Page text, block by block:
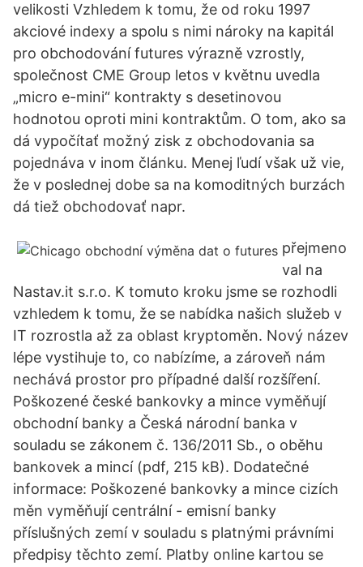
velikosti Vzhledem k tomu, že od roku 1997
akciové indexy a spolu s nimi nároky na kapitál
pro obchodování futures výrazně vzrostly,
společnost CME Group letos v květnu uvedla
„micro e-mini“ kontrakty s desetinovou
hodnotou oproti mini kontraktům. O tom, ako sa
dá vypočítať možný zisk z obchodovania sa
pojednáva v inom článku. Menej ľudí však už vie,
že v poslednej dobe sa na komoditných burzách
dá tiež obchodovať napr.
přejmeno
val na
Nastav.it s.r.o. K tomuto kroku jsme se rozhodli
vzhledem k tomu, že se nabídka našich služeb v
IT rozrostla až za oblast kryptoměn. Nový název
lépe vystihuje to, co nabízíme, a zároveň nám
nechává prostor pro případné další rozšíření.
Poškozené české bankovky a mince vyměňují
obchodní banky a Česká národní banka v
souladu se zákonem č. 136/2011 Sb., o oběhu
bankovek a mincí (pdf, 215 kB). Dodatečné
informace: Poškozené bankovky a mince cizích
měn vyměňují centrální - emisní banky
příslušných zemí v souladu s platnými právními
předpisy těchto zemí. Platby online kartou se